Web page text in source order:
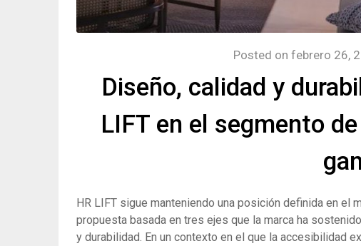
Diseño, calidad y
LIFT en el segmento
Posted on febrero 26,
HR LIFT sigue manteniendo una posición definida en el
propuesta basada en tres ejes que la marca ha
y durabilidad. En un contexto en el que la accesibilidad